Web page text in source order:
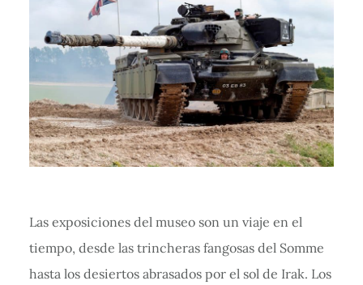
Las exposiciones del museo son un viaje en el
tiempo, desde las trincheras fangosas del Somme
hasta los desiertos abrasados por el sol de Irak. Los